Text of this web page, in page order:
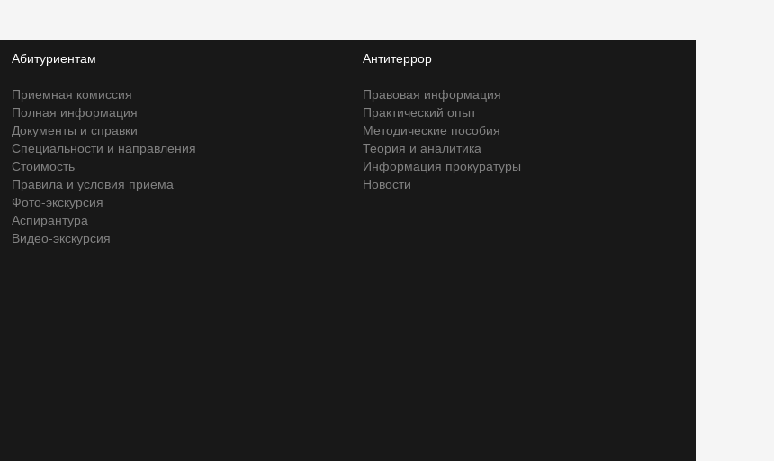
Абитуриентам
Приемная комиссия
Полная информация
Документы и справки
Специальности и направления
Стоимость
Правила и условия приема
Фото-экскурсия
Аспирантура
Видео-экскурсия
Антитеррор
Правовая информация
Практический опыт
Методические пособия
Теория и аналитика
Информация прокуратуры
Новости